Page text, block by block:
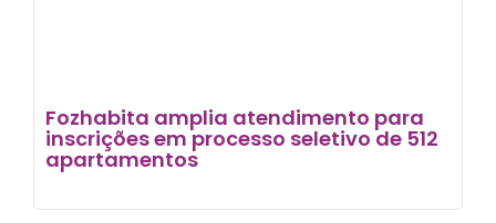
Fozhabita amplia atendimento para
inscrições em processo seletivo de 512
apartamentos